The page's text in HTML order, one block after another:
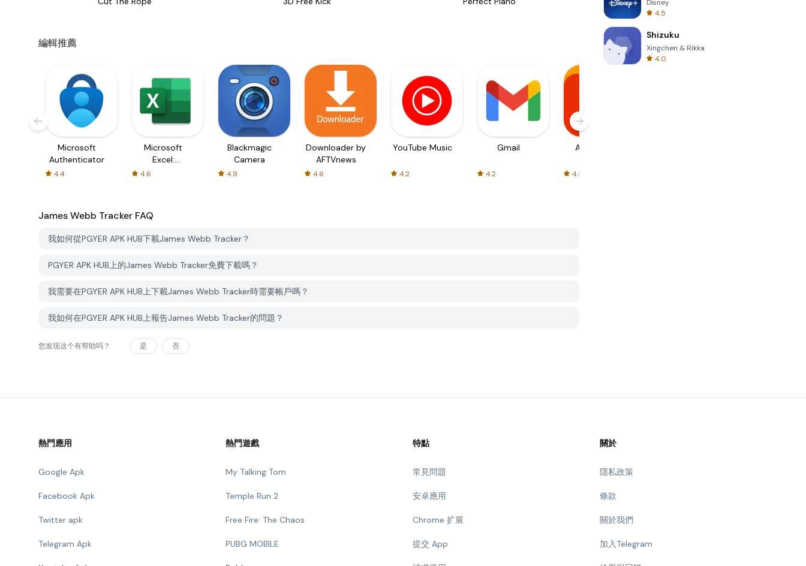
編輯推薦
Microsoft
Authenticator
4.4
Microsoft
Excel:
Spreadsheets
4.6
Blackmagic
Camera
4.9
Downloader by
AFTVnews
4.6
YouTube Music
4.2
Gmail
4.2
AliExpress
4.5
James Webb Tracker FAQ
我如何從PGYER APK HUB下載James Webb Tracker？
PGYER APK HUB上的James Webb Tracker免費下載嗎？
我需要在PGYER APK HUB上下載James Webb Tracker時需要帳戶嗎？
我如何在PGYER APK HUB上報告James Webb Tracker的問題？
您发现这个有帮助吗？ 是 否
Disney
4.5
Shizuku
Xingchen & Rikka
4.0
熱門應用
Google Apk
Facebook Apk
Twitter apk
Telegram Apk
熱門遊戲
My Talking Tom
Temple Run 2
Free Fire: The Chaos
PUBG MOBILE
特點
常見問題
安卓應用
Chrome 扩展
提交 App
關於
隱私政策
條款
關於我們
加入Telegram